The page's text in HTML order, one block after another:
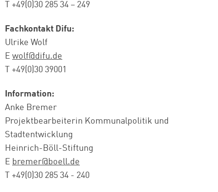
T +49(0)30 285 34 – 249
Fachkontakt Difu:
Ulrike Wolf
E wolf@difu.de
T +49(0)30 39001
Information:
Anke Bremer
Projektbearbeiterin Kommunalpolitik und
Stadtentwicklung
Heinrich-Böll-Stiftung
E bremer@boell.de
T +49(0)30 285 34 - 240